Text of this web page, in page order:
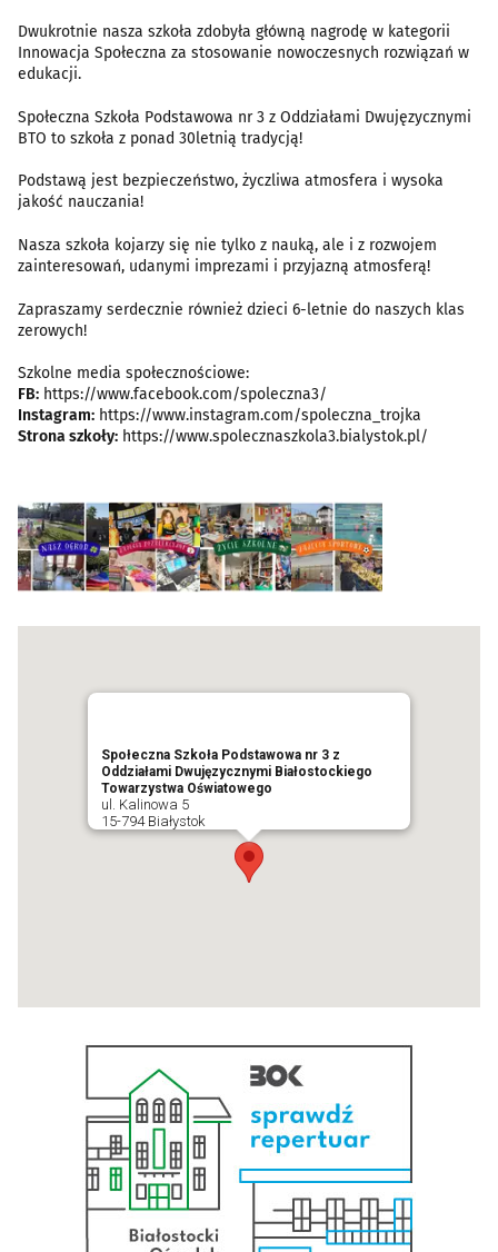
Dwukrotnie nasza szkoła zdobyła główną nagrodę w kategorii
Innowacja Społeczna za stosowanie nowoczesnych rozwiązań w
edukacji.
Społeczna Szkoła Podstawowa nr 3 z Oddziałami Dwujęzycznymi
BTO to szkoła z ponad 30letnią tradycją!
Podstawą jest bezpieczeństwo, życzliwa atmosfera i wysoka
jakość nauczania!
Nasza szkoła kojarzy się nie tylko z nauką, ale i z rozwojem
zainteresowań, udanymi imprezami i przyjazną atmosferą!
Zapraszamy serdecznie również dzieci 6-letnie do naszych klas
zerowych!
Szkolne media społecznościowe:
FB: https://www.facebook.com/spoleczna3/
Instagram: https://www.instagram.com/spoleczna_trojka
Strona szkoły: https://www.spolecznaszkola3.bialystok.pl/
Społeczna Szkoła Podstawowa nr 3 z
Oddziałami Dwujęzycznymi Białostockiego
Towarzystwa Oświatowego
ul. Kalinowa 5
15-794 Białystok